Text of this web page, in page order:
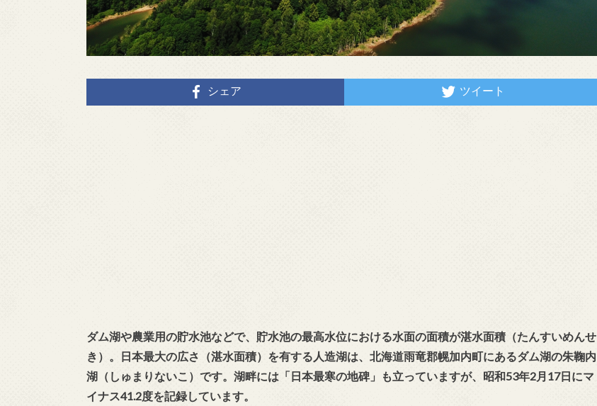
シェア ツイート
ダム湖や農業用の貯水池などで、貯水池の最高水位における水面の面積が湛水面積 （たんすいめんせ
き） 。日本最大の広さ（湛水面積）を有する人造湖は、北海道雨竜郡幌加内町にあるダム湖の朱鞠内
湖（しゅまりないこ）です。湖畔には「日本最寒の地碑」も立っていますが、昭和53年2月17日にマ
イナス41.2度を記録しています。